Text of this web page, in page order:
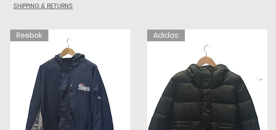
SHIPPING & RETURNS
Reebok Adidas